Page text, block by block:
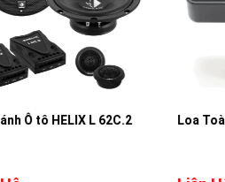
Loa Toàn Dải Awave ATM1